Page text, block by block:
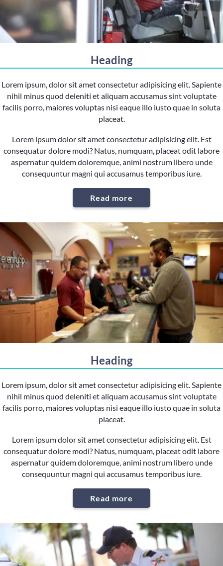
Heading
Lorem ipsum, dolor sit amet consectetur adipisicing elit. Sapiente
nihil minus quod deleniti et aliquam accusamus sint voluptate
facilis porro, maiores voluptas nisi eaque illo iusto quae in soluta
placeat.
Lorem ipsum dolor sit amet consectetur adipisicing elit. Est
consequatur dolore modi? Natus, numquam, placeat odit labore
aspernatur quidem doloremque, animi nostrum libero unde
consequuntur magni qui accusamus temporibus iure.
Read more
Heading
Lorem ipsum, dolor sit amet consectetur adipisicing elit. Sapiente
nihil minus quod deleniti et aliquam accusamus sint voluptate
facilis porro, maiores voluptas nisi eaque illo iusto quae in soluta
placeat.
Lorem ipsum dolor sit amet consectetur adipisicing elit. Est
consequatur dolore modi? Natus, numquam, placeat odit labore
aspernatur quidem doloremque, animi nostrum libero unde
consequuntur magni qui accusamus temporibus iure.
Read more